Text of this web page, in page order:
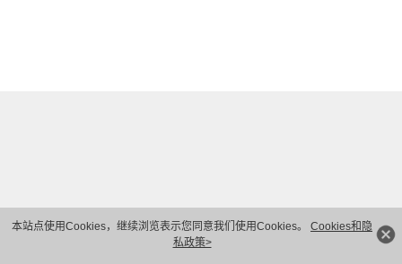
本站点使用Cookies，继续浏览表示您同意我们使用Cookies。 Cookies和隐
私政策>